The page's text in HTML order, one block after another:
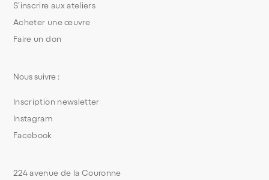
S’inscrire aux ateliers
Acheter une œuvre
Faire un don
224 avenue de la Couronne
Nous suivre :
Inscription newsletter
Instagram
Facebook